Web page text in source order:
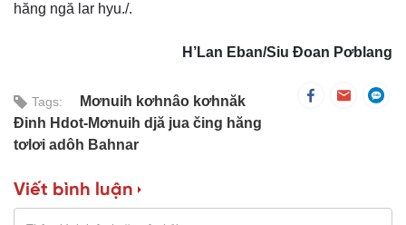
hăng ngă lar hyu./.
H’Lan Eban/Siu Đoan Pơblang
Tags:
Mơnuih kơhnâo kơhnăk
Đinh Hdot-Mơnuih djă jua čing hăng
tơlơi adôh Bahnar
Viết bình luận